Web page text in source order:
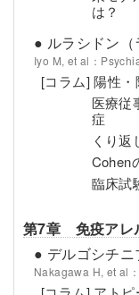
は？
● ルラシドン
Iyo M, et al：
[コラム] 陽性・
医療従
症
くり返
Cohen
臨床試
第7章 免疫アレ
● デルゴシチ
Nakagawa H, et al